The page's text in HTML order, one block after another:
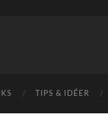
TIPS & IDÉER